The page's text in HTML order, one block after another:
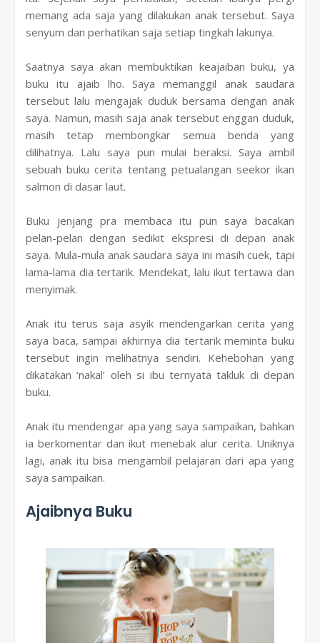
memang ada saja yang dilakukan anak tersebut. Saya
senyum dan perhatikan saja setiap tingkah lakunya.
Saatnya saya akan membuktikan keajaiban buku, ya
buku itu ajaib lho. Saya memanggil anak saudara
tersebut lalu mengajak duduk bersama dengan anak
saya. Namun, masih saja anak tersebut enggan duduk,
masih tetap membongkar semua benda yang
dilihatnya. Lalu saya pun mulai beraksi. Saya ambil
sebuah buku cerita tentang petualangan seekor ikan
salmon di dasar laut.
Buku jenjang pra membaca itu pun saya bacakan
pelan-pelan dengan sedikit ekspresi di depan anak
saya. Mula-mula anak saudara saya ini masih cuek, tapi
lama-lama dia tertarik. Mendekat, lalu ikut tertawa dan
menyimak.
Anak itu terus saja asyik mendengarkan cerita yang
saya baca, sampai akhirnya dia tertarik meminta buku
tersebut ingin melihatnya sendiri. Kehebohan yang
dikatakan ‘nakal’ oleh si ibu ternyata takluk di depan
buku.
Anak itu mendengar apa yang saya sampaikan, bahkan
ia berkomentar dan ikut menebak alur cerita. Uniknya
lagi, anak itu bisa mengambil pelajaran dari apa yang
saya sampaikan.
Ajaibnya Buku